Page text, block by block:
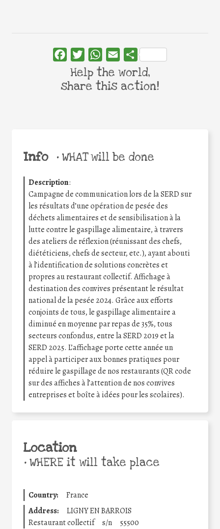
Info •WHAT will be done
Description:
Campagne de communication lors de la SERD sur
les résultats d’une opération de pesée des
déchets alimentaires et de sensibilisation à la
lutte contre le gaspillage alimentaire, à travers
des ateliers de réflexion (réunissant des chefs,
diététiciens, chefs de secteur, etc.), ayant abouti
à l’identification de solutions concrètes et
propres au restaurant collectif. Affichage à
destination des convives présentant le résultat
national de la pesée 2024. Grâce aux efforts
conjoints de tous, le gaspillage alimentaire a
diminué en moyenne par repas de 35%, tous
secteurs confondus, entre la SERD 2019 et la
SERD 2025. L’affichage porte cette année un
appel à participer aux bonnes pratiques pour
réduire le gaspillage de nos restaurants (QR code
sur des affiches à l’attention de nos convives
entreprises et boîte à idées pour les scolaires).
Location
•WHERE it will take place
Country:
France
Address:
LIGNY EN BARROIS
Restaurant collectif
s/n 55500
FacebookTwitterWhatsApp
Email Share
Help the world,
share this action!